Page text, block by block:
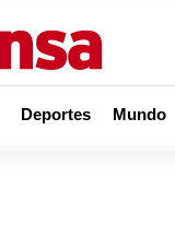
Deportes Mundo